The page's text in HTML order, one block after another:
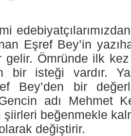
Eşref Bey’in
gelir. Ömründe ilk
bir isteği vardır.
Bey’den bir
adı Mehmet
şiirleri beğenmekle
değiştirir.